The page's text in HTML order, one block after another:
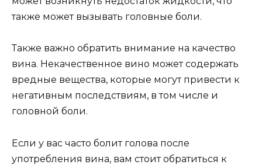
также может вызывать головные боли.
Также важно обратить внимание на качество
вина. Некачественное вино может содержать
вредные вещества, которые могут привести к
негативным последствиям, в том числе и
головной боли.
Если у вас часто болит голова после
употребления вина, вам стоит обратиться к